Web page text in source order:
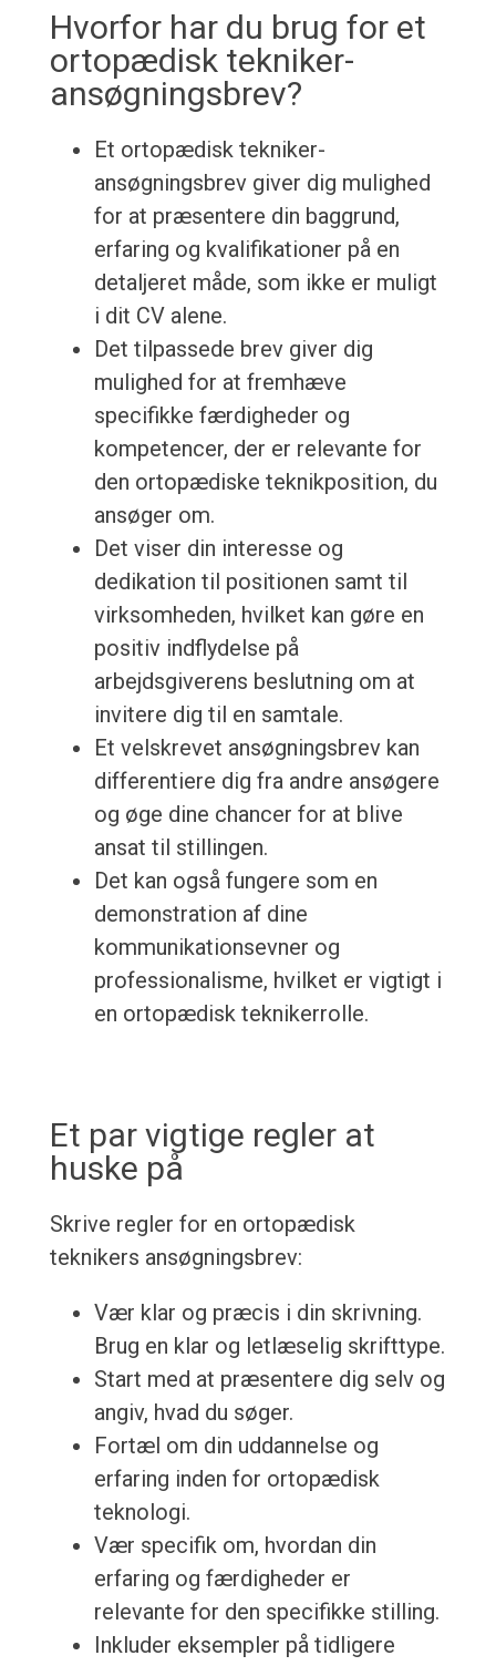
Hvorfor har du brug for et
ortopædisk tekniker-
ansøgningsbrev?
Et ortopædisk tekniker-
ansøgningsbrev giver dig mulighed
for at præsentere din baggrund,
erfaring og kvalifikationer på en
detaljeret måde, som ikke er muligt
i dit CV alene.
Det tilpassede brev giver dig
mulighed for at fremhæve
specifikke færdigheder og
kompetencer, der er relevante for
den ortopædiske teknikposition, du
ansøger om.
Det viser din interesse og
dedikation til positionen samt til
virksomheden, hvilket kan gøre en
positiv indflydelse på
arbejdsgiverens beslutning om at
invitere dig til en samtale.
Et velskrevet ansøgningsbrev kan
differentiere dig fra andre ansøgere
og øge dine chancer for at blive
ansat til stillingen.
Det kan også fungere som en
demonstration af dine
kommunikationsevner og
professionalisme, hvilket er vigtigt i
en ortopædisk teknikerrolle.
Et par vigtige regler at
huske på
Skrive regler for en ortopædisk
teknikers ansøgningsbrev:
Vær klar og præcis i din skrivning.
Brug en klar og letlæselig skrifttype.
Start med at præsentere dig selv og
angiv, hvad du søger.
Fortæl om din uddannelse og
erfaring inden for ortopædisk
teknologi.
Vær specifik om, hvordan din
erfaring og færdigheder er
relevante for den specifikke stilling.
Inkluder eksempler på tidligere